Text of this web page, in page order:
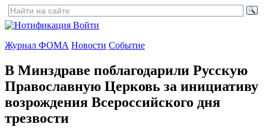
Войти
Журнал ФОМА Новости Событие
В Минздраве поблагодарили Русскую
Православную Церковь за инициативу
возрождения Всероссийского дня
трезвости